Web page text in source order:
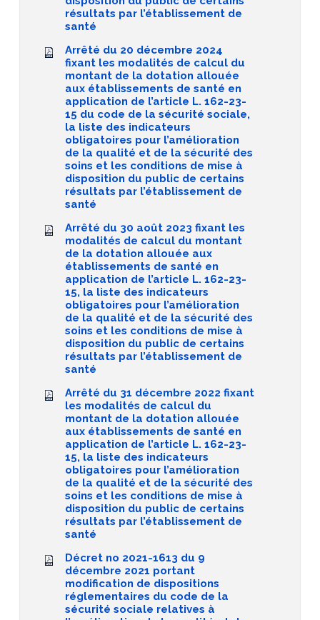
résultats par l’établissement de
santé
Arrêté du 20 décembre 2024
fixant les modalités de calcul du
montant de la dotation allouée
aux établissements de santé en
application de l’article L. 162-23-
15 du code de la sécurité sociale,
la liste des indicateurs
obligatoires pour l’amélioration
de la qualité et de la sécurité des
soins et les conditions de mise à
disposition du public de certains
résultats par l’établissement de
santé
Arrêté du 30 août 2023 fixant les
modalités de calcul du montant
de la dotation allouée aux
établissements de santé en
application de l’article L. 162-23-
15, la liste des indicateurs
obligatoires pour l’amélioration
de la qualité et de la sécurité des
soins et les conditions de mise à
disposition du public de certains
résultats par l’établissement de
santé
Arrêté du 31 décembre 2022 fixant
les modalités de calcul du
montant de la dotation allouée
aux établissements de santé en
application de l’article L. 162-23-
15, la liste des indicateurs
obligatoires pour l’amélioration
de la qualité et de la sécurité des
soins et les conditions de mise à
disposition du public de certains
résultats par l’établissement de
santé
Décret no 2021-1613 du 9
décembre 2021 portant
modification de dispositions
réglementaires du code de la
sécurité sociale relatives à